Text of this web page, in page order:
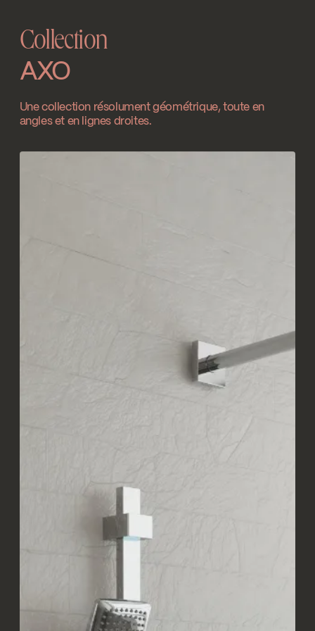
SPECS1000000533
Download ↘
Collection
AXO
Une collection résolument géométrique, toute en
angles et en lignes droites.